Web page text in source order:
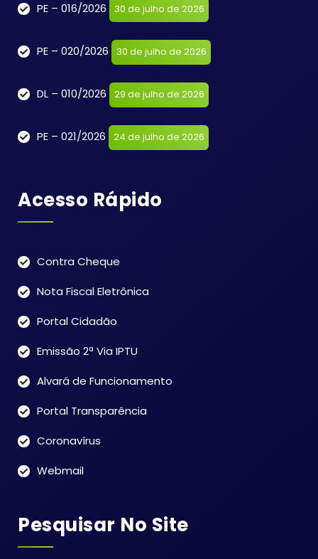
PE – 016/2026 30 de julho de 2026
PE – 020/2026 30 de julho de 2026
DL – 010/2026 29 de julho de 2026
PE – 021/2026 24 de julho de 2026
Acesso Rápido
Contra Cheque
Nota Fiscal Eletrônica
Portal Cidadão
Emissão 2ª Via IPTU
Alvará de Funcionamento
Portal Transparência
Coronavírus
Webmail
Pesquisar No Site